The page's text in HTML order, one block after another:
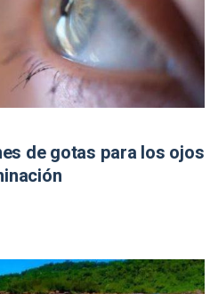
de gotas para los ojos